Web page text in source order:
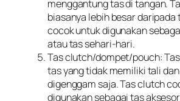
menggantung tas di tangan.
biasanya lebih besar daripada
cocok untuk digunakan
atau tas sehari-hari.
Tas clutch/dompet/pouch:
tas yang tidak memiliki tali
digenggam saja. Tas clutch
digunakan sebagai tas